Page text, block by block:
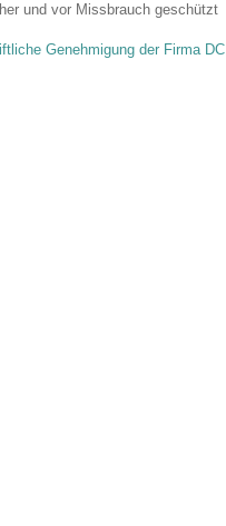
und vor Missbrauch geschützt
Genehmigung der Firma DC